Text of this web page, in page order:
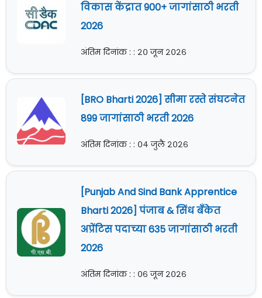
विकास केंद्रात 900+ जागांसाठी भरती
2026
अंतिम दिनांक : : २० जून २०२६
[BRO Bharti 2026] सीमा रस्ते संघटनेत
899 जागांसाठी भरती 2026
अंतिम दिनांक : : ०४ जुलै २०२६
[Punjab And Sind Bank Apprentice
Bharti 2026] पंजाब & सिंध बँकेत
अप्रेंटिस पदाच्या 635 जागांसाठी भरती
2026
अंतिम दिनांक : : ०६ जून २०२६